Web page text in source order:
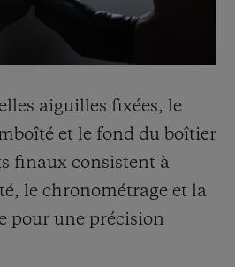
aiguilles fixées, le
et le fond du boîtier
finaux consistent à
le chronométrage et la
pour une précision